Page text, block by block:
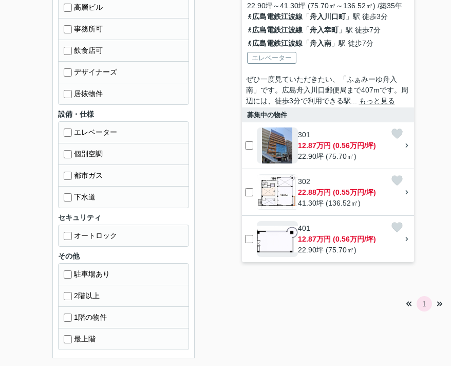
22.90坪～41.30坪 (75.70㎡～136.52㎡) /築35年
広島電鉄江波線「舟入川口町」駅 徒歩3分
広島電鉄江波線「舟入幸町」駅 徒歩7分
広島電鉄江波線「舟入南」駅 徒歩7分
エレベーター
ぜひ一度見ていただきたい、「ふぁみーゆ舟入
南」です。広島舟入川口郵便局まで407mです。周
辺には、徒歩3分で利用できる駅...
もっと見る
募集中の物件
301
12.87万円 (0.56万円/坪)
22.90坪 (75.70㎡)
302
22.88万円 (0.55万円/坪)
41.30坪 (136.52㎡)
401
12.87万円 (0.56万円/坪)
22.90坪 (75.70㎡)
1
高層ビル
事務所可
飲食店可
デザイナーズ
居抜物件
設備・仕様
エレベーター
個別空調
都市ガス
下水道
セキュリティ
オートロック
その他
駐車場あり
2階以上
1階の物件
最上階